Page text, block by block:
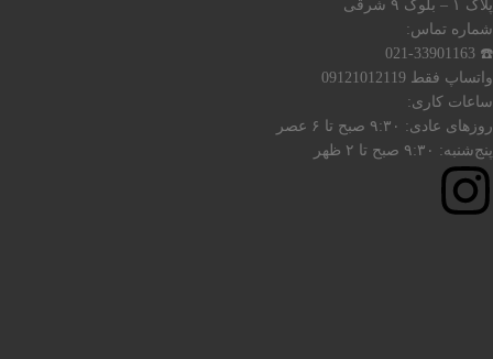
پلاک ۱ – بلوک ۹ شرقی
شماره تماس:
☎️ 021-33901163
واتساپ فقط 09121012119
ساعات کاری:
روزهای عادی: ۹:۳۰ صبح تا ۶ عصر
پنج‌شنبه: ۹:۳۰ صبح تا ۲ ظهر